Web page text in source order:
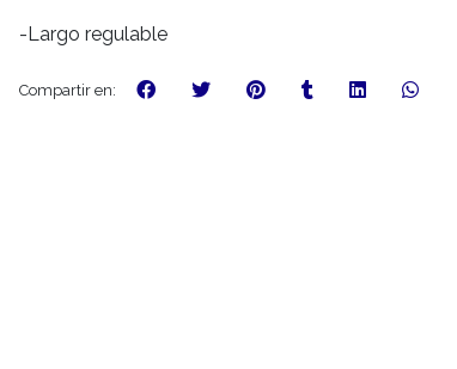
-Largo regulable
Compartir en: